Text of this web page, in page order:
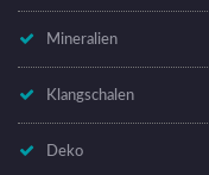
Mineralien
Klangschalen
Deko